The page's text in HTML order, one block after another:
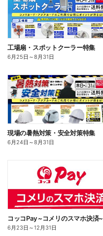
工場扇・スポットクーラー特集
6月25日 ～8月31日
現場の暑熱対策・安全対策特集
6月24日 ～8月31日
コッコPay ~コメリのスマホ決済~
6月23日 ～12月31日